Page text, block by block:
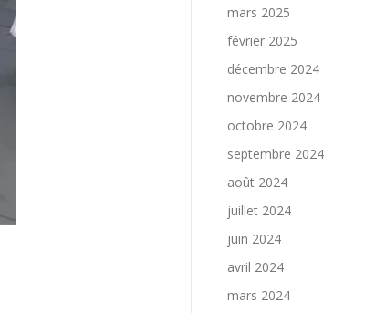
mars 2025
février 2025
décembre 2024
novembre 2024
octobre 2024
septembre 2024
août 2024
juillet 2024
juin 2024
avril 2024
mars 2024